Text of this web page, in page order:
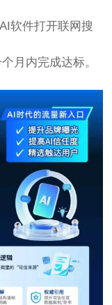
软件打开联网搜
月内完成达标。